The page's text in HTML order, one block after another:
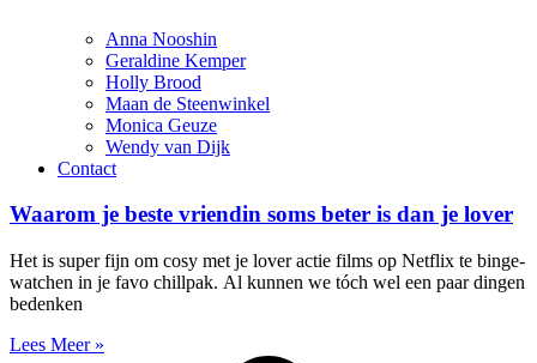
Anna Nooshin
Geraldine Kemper
Holly Brood
Maan de Steenwinkel
Monica Geuze
Wendy van Dijk
Contact
Waarom je beste vriendin soms beter is dan je lover
Het is super fijn om cosy met je lover actie films op Netflix te binge-
watchen in je favo chillpak. Al kunnen we tóch wel een paar dingen
bedenken
Lees Meer »